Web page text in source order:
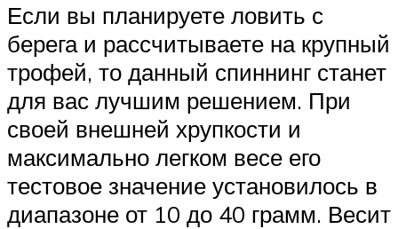
Если вы планируете ловить с
берега и рассчитываете на крупный
трофей, то данный спиннинг станет
для вас лучшим решением. При
своей внешней хрупкости и
максимально легком весе его
тестовое значение установилось в
диапазоне от 10 до 40 грамм. Весит